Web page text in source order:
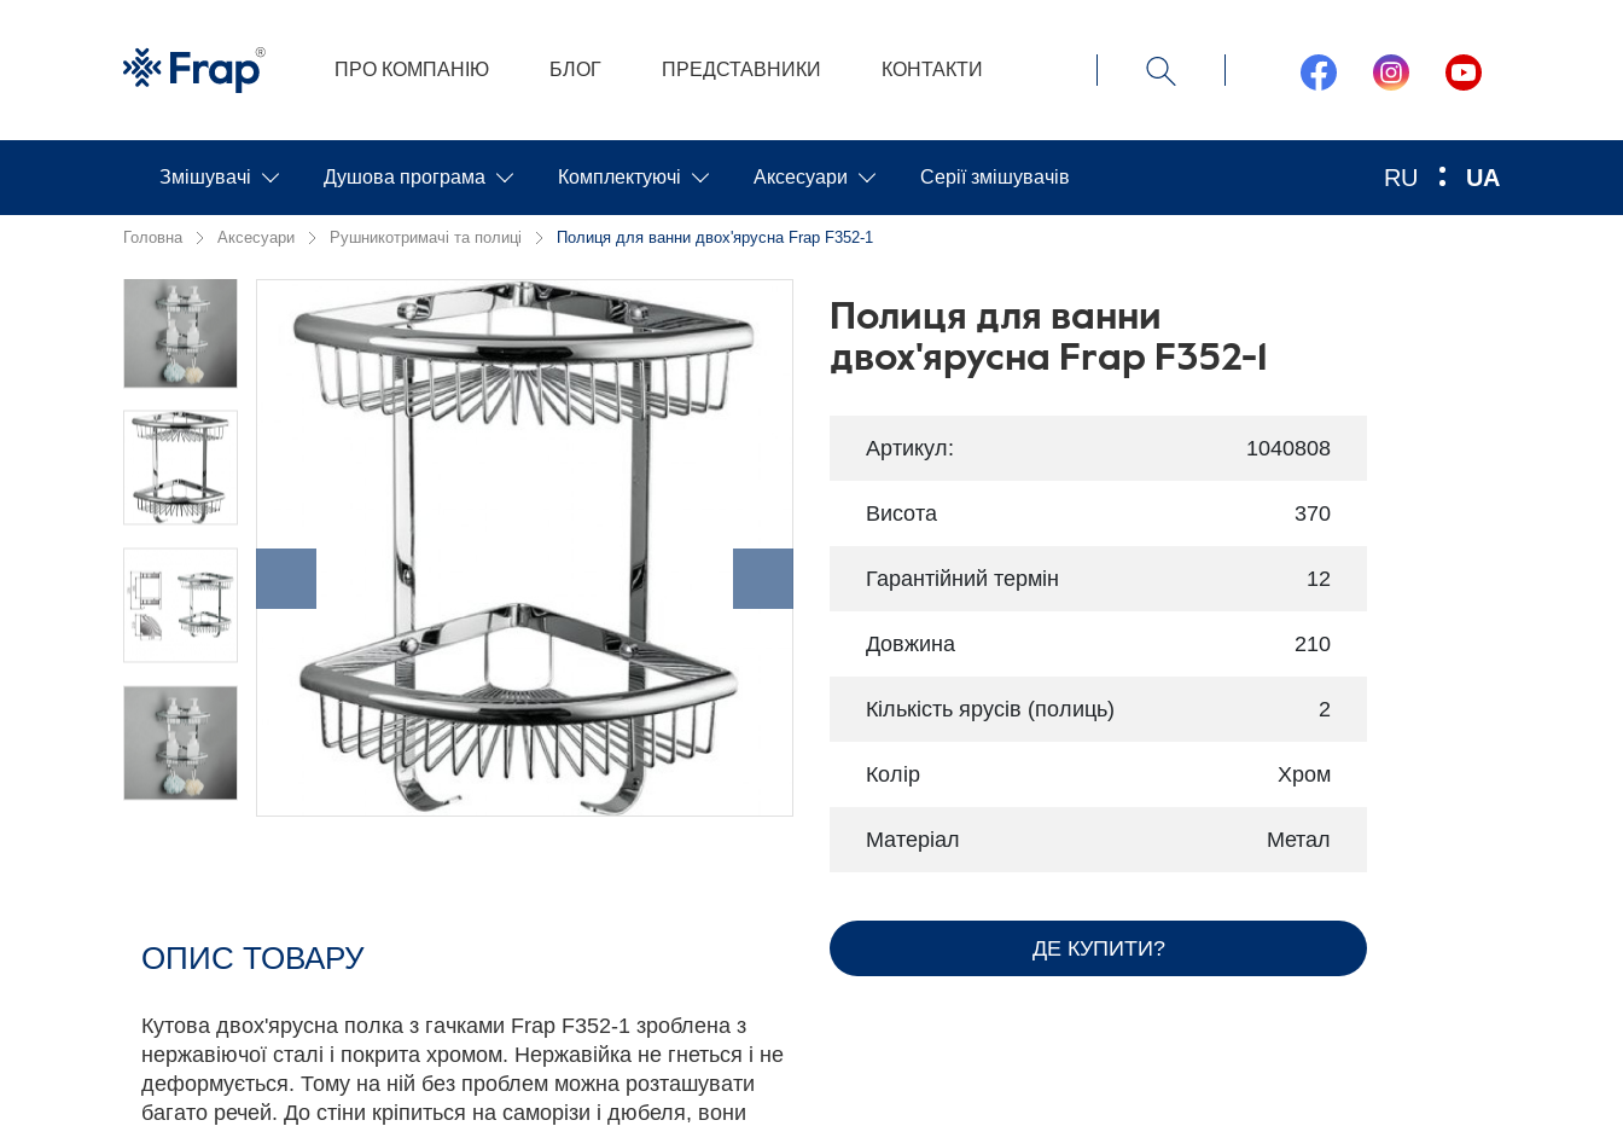
ПРО КОМПАНІЮ БЛОГ ПРЕДСТАВНИКИ КОНТАКТИ
RU UA
Змішувачі Душова програма Комплектуючі Аксесуари Серії змішувачів
Головна Аксесуари Рушникотримачі та полиці Полиця для ванни двох'ярусна Frap F352-1
ОПИС ТОВАРУ
Кутова двох'ярусна полка з гачками Frap F352-1 зроблена з
нержавіючої сталі і покрита хромом. Нержавійка не гнеться і не
деформується. Тому на ній без проблем можна розташувати
багато речей. До стіни кріпиться на саморізи і дюбеля, вони
Полиця для ванни
двох'ярусна Frap F352-1
Артикул: 1040808
Висота 370
Гарантійний термін 12
Довжина 210
Кількість ярусів (полиць) 2
Колір Хром
Матеріал Метал
ДЕ КУПИТИ?